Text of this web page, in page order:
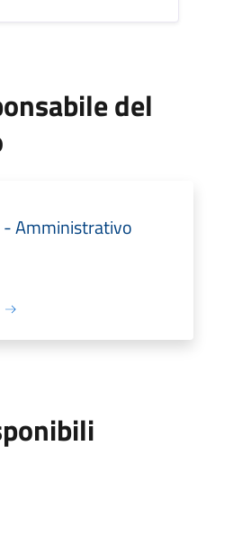
del
Amministrativo